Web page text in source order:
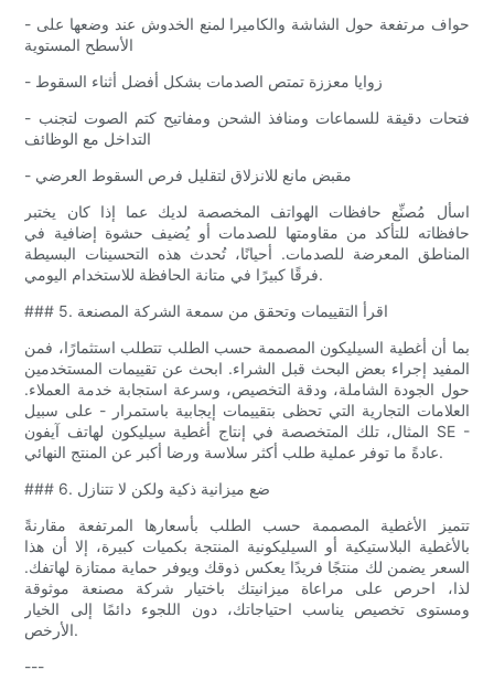
- حواف مرتفعة حول الشاشة والكاميرا لمنع الخدوش عند وضعها على
الأسطح المستوية
- زوايا معززة تمتص الصدمات بشكل أفضل أثناء السقوط
- فتحات دقيقة للسماعات ومنافذ الشحن ومفاتيح كتم الصوت لتجنب
التداخل مع الوظائف
- مقبض مانع للانزلاق لتقليل فرص السقوط العرضي
اسأل مُصنِّع حافظات الهواتف المخصصة لديك عما إذا كان يختبر
حافظاته للتأكد من مقاومتها للصدمات أو يُضيف حشوة إضافية في
المناطق المعرضة للصدمات. أحيانًا، تُحدث هذه التحسينات البسيطة
فرقًا كبيرًا في متانة الحافظة للاستخدام اليومي.
### 5. اقرأ التقييمات وتحقق من سمعة الشركة المصنعة
بما أن أغطية السيليكون المصممة حسب الطلب تتطلب استثمارًا، فمن
المفيد إجراء بعض البحث قبل الشراء. ابحث عن تقييمات المستخدمين
حول الجودة الشاملة، ودقة التخصيص، وسرعة استجابة خدمة العملاء.
العلامات التجارية التي تحظى بتقييمات إيجابية باستمرار - على سبيل
المثال، تلك المتخصصة في إنتاج أغطية سيليكون لهاتف آيفون SE -
عادةً ما توفر عملية طلب أكثر سلاسة ورضا أكبر عن المنتج النهائي.
### 6. ضع ميزانية ذكية ولكن لا تتنازل
تتميز الأغطية المصممة حسب الطلب بأسعارها المرتفعة مقارنةً
بالأغطية البلاستيكية أو السيليكونية المنتجة بكميات كبيرة، إلا أن هذا
السعر يضمن لك منتجًا فريدًا يعكس ذوقك ويوفر حماية ممتازة لهاتفك.
لذا، احرص على مراعاة ميزانيتك باختيار شركة مصنعة موثوقة
ومستوى تخصيص يناسب احتياجاتك، دون اللجوء دائمًا إلى الخيار
الأرخص.
---